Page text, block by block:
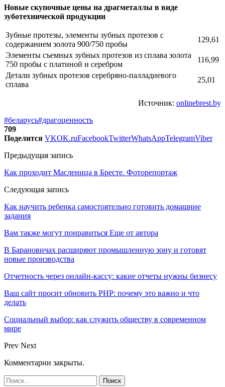
Новые скупочные цены на драгметаллы в виде
зуботехнической продукции
Зубные протезы, элементы зубных протезов с
содержанием золота 900/750 пробы
129,61
Элементы съемных зубных протезов из сплава золота
750 пробы с платиной и серебром
116,99
Детали зубных протезов серебряно-палладиевого
сплава
25,01
Источник: onlinebrest.by
#беларусь#драгоценность
709
Поделится VKOK.ruFacebookTwitterWhatsAppTelegramViber
Предыдущая запись
Как проходит Масленица в Бресте. Фоторепортаж
Следующая запись
Как научить ребенка самостоятельно готовить домашние
задания
Вам также могут понравиться Еще от автора
В Барановичах расширяют промышленную зону и готовят
новые производства
Отчетность через онлайн-кассу: какие отчеты нужны бизнесу
Ваш сайт просит обновить PHP: почему это важно и что
делать
Социальный выбор: как служить обществу в современном
мире
Prev Next
Комментарии закрыты.